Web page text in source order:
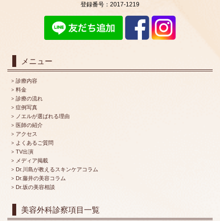
登録番号：2017-1219
メニュー
診療内容
料金
診療の流れ
症例写真
ノエルが選ばれる理由
医師の紹介
アクセス
よくあるご質問
TV出演
メディア掲載
Dr.川島が教えるスキンケアコラム
Dr.藤井の美容コラム
Dr.坂の美容相談
美容外科診察項目一覧